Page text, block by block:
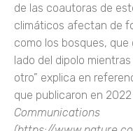
de las coautoras de
climáticos afectan de
como los bosques,
lado del dipolo
otro” explica en
que publicaron en
Communications